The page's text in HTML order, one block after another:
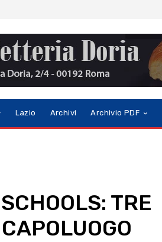
Lazio Archivi Archivio PDF
TRE